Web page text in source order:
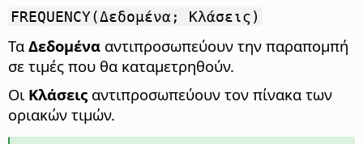
FREQUENCY(Δεδομένα; Κλάσεις)
Τα Δεδομένα αντιπροσωπεύουν την παραπομπή
σε τιμές που θα καταμετρηθούν.
Οι Κλάσεις αντιπροσωπεύουν τον πίνακα των
οριακών τιμών.